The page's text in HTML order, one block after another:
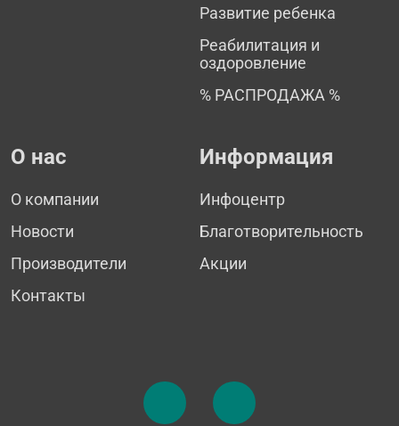
Развитие ребенка
Реабилитация и
оздоровление
% РАСПРОДАЖА %
О нас
О компании
Новости
Производители
Контакты
Информация
Инфоцентр
Благотворительность
Акции